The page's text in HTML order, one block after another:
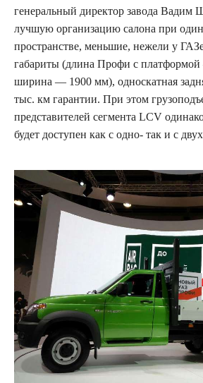
генеральный директор завода Вадим
лучшую организацию салона при
пространстве, меньшие, нежели у
габариты (длина Профи с
ширина — 1900 мм), односкатная
тыс. км гарантии. При этом
представителей сегмента LCV
будет доступен как с одно- так и с